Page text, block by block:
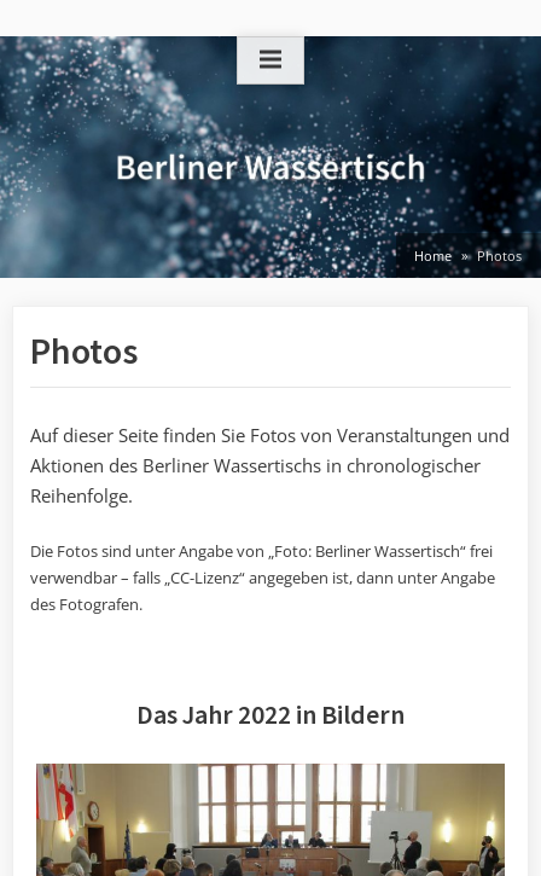
to
content
Home Photos
Photos
Auf dieser Seite finden Sie Fotos von Veranstaltungen und
Aktionen des Berliner Wassertischs in chronologischer
Reihenfolge.
Die Fotos sind unter Angabe von „Foto: Berliner Wassertisch“ frei
verwendbar – falls „CC-Lizenz“ angegeben ist, dann unter Angabe
des Fotografen.
Das Jahr 2022 in Bildern